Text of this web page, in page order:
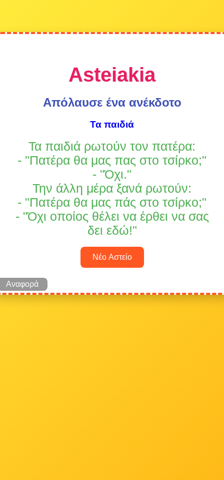
Asteiakia
Απόλαυσε ένα ανέκδοτο
Τα παιδιά
Τα παιδιά ρωτούν τoν πατέρα:
- "Πατέρα θα μας πας στο τσίρκο;"
- "Όχι."
Την άλλη μέρα ξανά ρωτούν:
- "Πατέρα θα μας πάς στο τσίρκο;"
- "Όχι οποίος θέλει να έρθει να σας
δει εδώ!"
Νέο Αστείο
Αναφορά